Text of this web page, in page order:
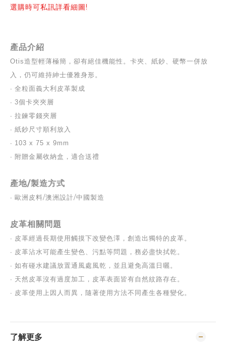
選購時可私訊詳看細圖!
產品介紹
Otis造型輕薄極簡，卻有絕佳機能性。卡夾、紙鈔、硬幣一併放
入，仍可維持紳士優雅身形。
∙ 全粒面義大利皮革製成
∙ 3個卡夾夾層
∙ 拉鍊零錢夾層
∙ 紙鈔尺寸順利放入
∙ 103 x 75 x 9mm
∙ 附贈金屬收納盒，適合送禮
產地/製造方式
∙ 歐洲皮料/澳洲設計/中國製造
皮革相關問題
∙ 皮革經過長期使用觸摸下改變色澤，創造出獨特的皮革。
∙ 皮革沾水可能產生變色、污點等問題，務必盡快拭乾。
∙ 如有碰水建議放置通風處風乾，並且避免高溫日曬。
∙ 天然皮革沒有過度加工，皮革表面皆有自然紋路存在。
∙ 皮革使用上因人而異，隨著使用方法不同產生各種變化。
了解更多